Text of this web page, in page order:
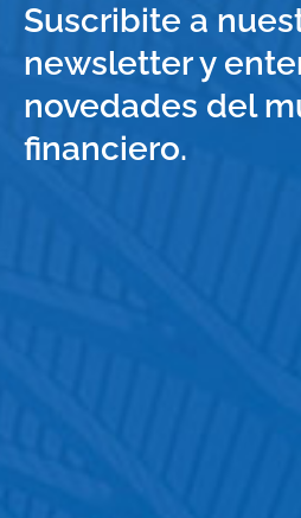
Suscribite a
newsletter y
novedades del
financiero.